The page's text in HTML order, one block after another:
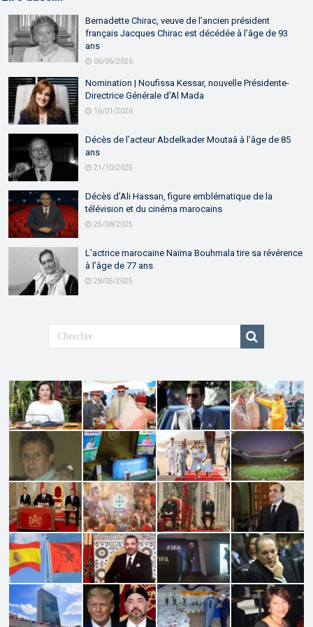
Bernadette Chirac, veuve de l’ancien président
français Jacques Chirac est décédée à l’âge de 93
ans
06/06/2026
Nomination | Noufissa Kessar, nouvelle Présidente-
Directrice Générale d’Al Mada
16/01/2026
Décès de l’acteur Abdelkader Moutaâ à l’âge de 85
ans
21/10/2025
Décès d’Ali Hassan, figure emblématique de la
télévision et du cinéma marocains
25/08/2025
L’actrice marocaine Naïma Bouhmala tire sa révérence
à l’âge de 77 ans
28/05/2025